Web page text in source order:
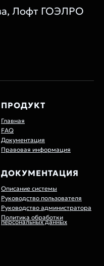
Лофт ГОЭЛРО
ПРОДУКТ
Главная
FAQ
Документация
Правовая информация
ДОКУМЕНТАЦИЯ
Описание системы
Руководство пользователя
Руководство администратора
Политика обработки
персональных данных